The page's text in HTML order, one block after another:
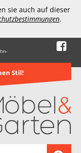
sie auch auf dieser
.
Stil!